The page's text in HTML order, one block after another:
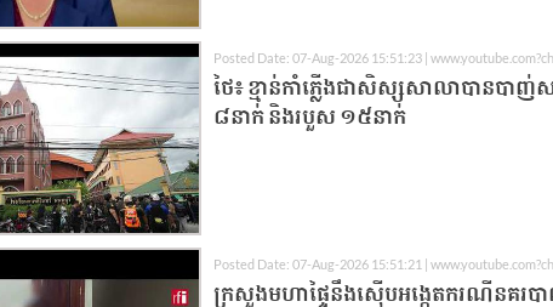
Posted Date: 07-Aug-2026 15:51:23 |
ថៃ៖ ខ្មាន់កាំភ្លើងជាសិស្សសាលាបានបាញ់
៨នាក់ និងរបួស ១៥នាក់
Posted Date: 07-Aug-2026 15:51:21 |
ក្រសួងមហាផ្ទៃនឹងស៊ើបអង្កេតករណីនគរប